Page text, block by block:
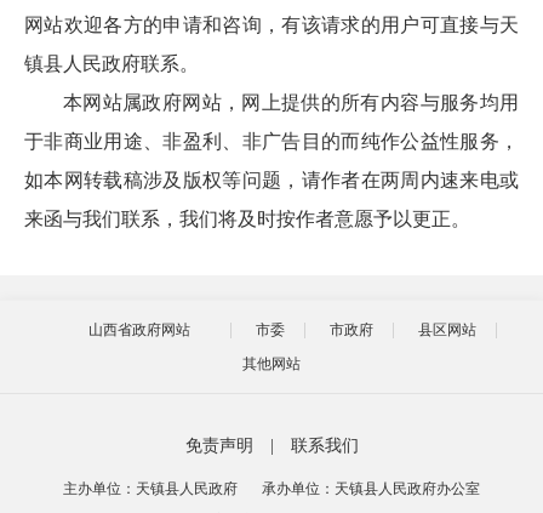
网站欢迎各方的申请和咨询，有该请求的用户可直接与天
镇县人民政府联系。
本网站属政府网站，网上提供的所有内容与服务均用
于非商业用途、非盈利、非广告目的而纯作公益性服务，
如本网转载稿涉及版权等问题，请作者在两周内速来电或
来函与我们联系，我们将及时按作者意愿予以更正。
山西省政府网站 市委 市政府
县区网站
其他网站
免责声明 联系我们
主办单位：天镇县人民政府
承办单位：天镇县人民政府办公室